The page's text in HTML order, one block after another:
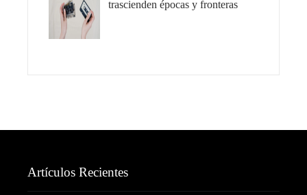
trascienden épocas y fronteras
Artículos Recientes